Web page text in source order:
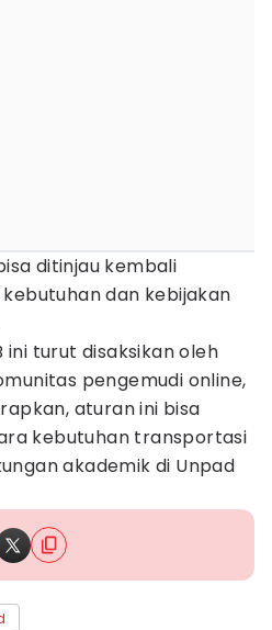
ditinjau kembali
dan kebijakan
ini turut disaksikan oleh
pengemudi online,
aturan ini bisa
kebutuhan transportasi
akademik di Unpad